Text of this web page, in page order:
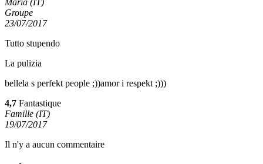
Groupe
23/07/2017
Tutto stupendo
La pulizia
bellela s perfekt people ;))amor i respekt ;)))
4,7 Fantastique
Famille (IT)
19/07/2017
Il n'y a aucun commentaire